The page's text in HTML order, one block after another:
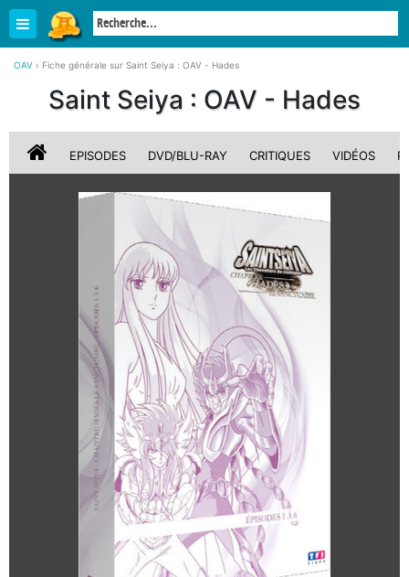
OAV › Fiche générale sur Saint Seiya : OAV - Hades
Saint Seiya : OAV - Hades
EPISODES DVD/BLU-RAY CRITIQUES VIDÉOS